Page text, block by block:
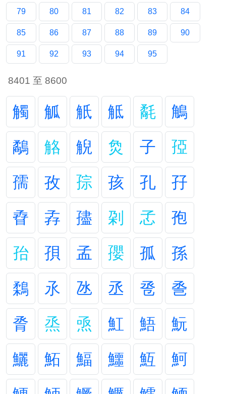
79 80 81 82 83 84
85 86 87 88 89 90
91 92 93 94 95
8401 至 8600
觸 觚 觗 觝 氄
鵤
鷸
觡 觬 烉 子
孲
孺
孜 孮 孩 孔
孖
孴
孨 孻 刴 孞
孢
孡
孭 孟 孾 孤
孫
鶔
氶 氹 丞 卺
巹
脀
烝 焏 魟 鯃
魭
鱺
鮖 鰏 鱷 魱
魺